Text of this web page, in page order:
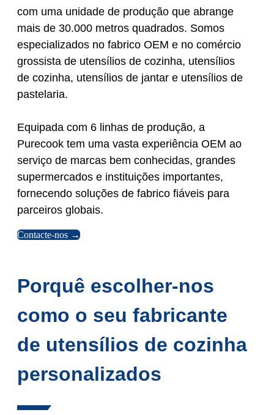
com uma unidade de produção que abrange
mais de 30.000 metros quadrados. Somos
especializados no fabrico OEM e no comércio
grossista de utensílios de cozinha, utensílios
de cozinha, utensílios de jantar e utensílios de
pastelaria.
Equipada com 6 linhas de produção, a
Purecook tem uma vasta experiência OEM ao
serviço de marcas bem conhecidas, grandes
supermercados e instituições importantes,
fornecendo soluções de fabrico fiáveis para
parceiros globais.
Contacte-nos →
Porquê escolher-nos
como o seu fabricante
de utensílios de cozinha
personalizados